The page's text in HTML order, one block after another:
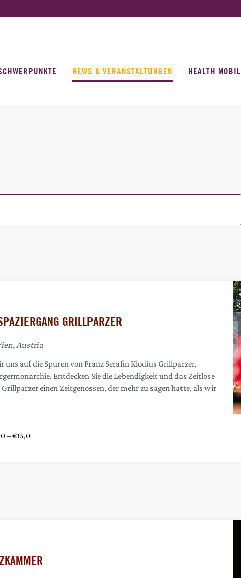
NEWS & VERANSTALTUNGEN HEALTH MOBIL
GRILLPARZER
Austria
uns auf die Spuren von Franz Serafin Klodius Grillparzer,
Entdecken Sie die Lebendigkeit und das Zeitlose
einen Zeitgenossen, der mehr zu sagen hatte, als wir
– €15,0